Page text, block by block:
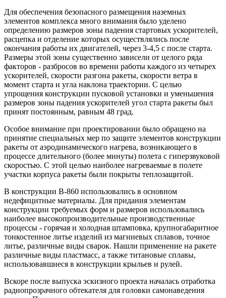
Для обеспечения безопасного размещения наземных
элементов комплекса много внимания было уделено
определению размеров зоны падения стартовых ускорителей,
расцепка и отделение которых осуществлялись после
окончания работы их двигателей, через 3-4,5 с после старта.
Размеры этой зоны существенно зависели от целого ряда
факторов - разбросов во времени работы каждого из четырех
ускорителей, скорости разгона ракеты, скорости ветра в
момент старта и угла наклона траектории. С целью
упрощения конструкции пусковой установки и уменьшения
размеров зоны падения ускорителей угол старта ракеты был
принят постоянным, равным 48 град.
Особое внимание при проектировании было обращено на
принятие специальных мер по защите элементов конструкции
ракеты от аэродинамического нагрева, возникающего в
процессе длительного (более минуты) полета с гиперзвуковой
скоростью. С этой целью наиболее нагреваемые в полете
участки корпуса ракеты были покрыты теплозащитой.
В конструкции В-860 использовались в основном
недефицитные материалы. Для придания элементам
конструкции требуемых форм и размеров использовались
наиболее высокопроизводительные производственные
процессы - горячая и холодная штамповка, крупногабаритное
тонкостенное литье изделий из магниевых сплавов, точное
литье, различные виды сварок. Нашли применение на ракете
различные виды пластмасс, а также титановые сплавы,
использовавшиеся в конструкции крыльев и рулей.
Вскоре после выпуска эскизного проекта началась отработка
радиопрозрачного обтекателя для головки самонаведения